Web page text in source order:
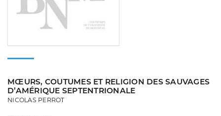
MŒURS, COUTUMES ET RELIGION DES SAUVAGES
D’AMÉRIQUE SEPTENTRIONALE
NICOLAS PERROT